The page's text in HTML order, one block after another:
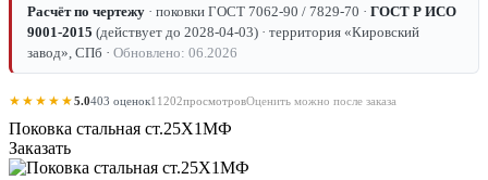
Расчёт по чертежу · поковки ГОСТ 7062-90 / 7829-70 · ГОСТ Р ИСО
9001-2015 (действует до 2028-04-03) · территория «Кировский
завод», СПб · Обновлено: 06.2026
★★★★★5.0403 оценок11202просмотровОценить можно после заказа
Поковка стальная ст.25Х1МФ
Заказать